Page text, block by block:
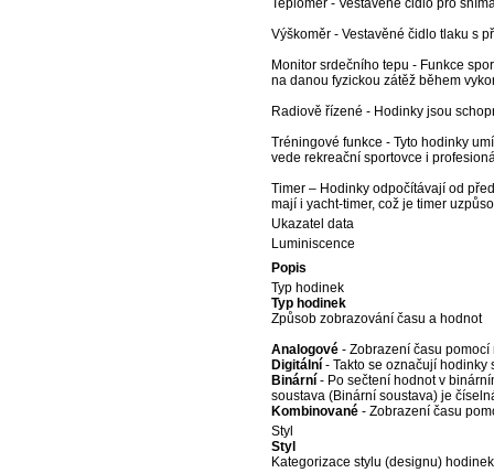
Teploměr - Vestavěné čidlo pro
Výškoměr - Vestavěné čidlo tlaku s
Monitor srdečního tepu - Funkce
na danou fyzickou zátěž během
Radiově řízené - Hodinky jsou
Tréningové funkce - Tyto hodinky
vede rekreační sportovce i
Timer – Hodinky odpočítávají od
mají i yacht-timer, což je timer
Ukazatel data
Luminiscence
Popis
Typ hodinek
Typ hodinek
Způsob zobrazování času a hodnot
Analogové - Zobrazení času
Digitální - Takto se označují
Binární - Po sečtení hodnot v
soustava (Binární soustava) je
Kombinované - Zobrazení času
Styl
Styl
Kategorizace stylu (designu) hodinek